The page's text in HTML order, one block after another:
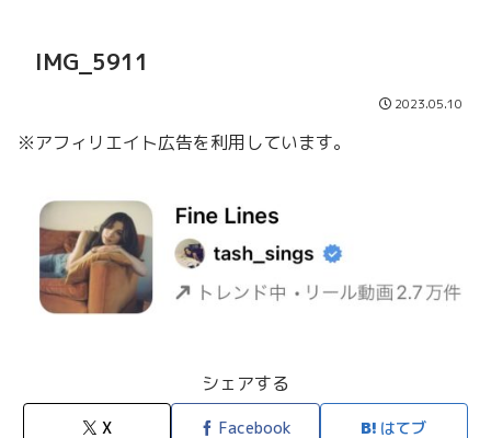
IMG_5911
2023.05.10
※アフィリエイト広告を利用しています。
シェアする
X Facebook はてブ